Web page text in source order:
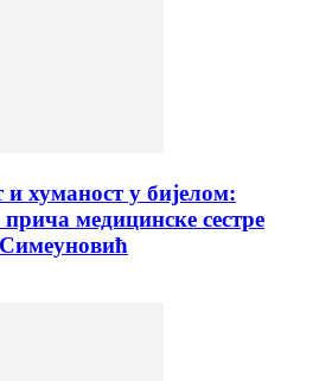
и хуманост у бијелом:
медицинске сестре